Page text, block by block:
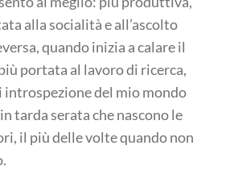
alla socialità e all’ascolto
quando inizia a calare il
portata al lavoro di ricerca,
del mio mondo
tarda serata che nascono le
il più delle volte quando non